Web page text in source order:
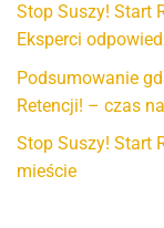
Stop Suszy! Start
Eksperci
Podsumowanie
Retencji! – czas
Stop Suszy! Start
mieście